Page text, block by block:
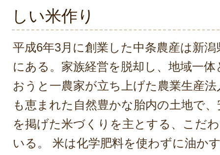
しい米作り
平成6年3月に創業した中条農産は新
にある。家族経営を脱却し、地域一
おうと一農家が立ち上げた農業生産
も恵まれた自然豊かな胎内の土地で
を掲げた米づくりを主とする、こだ
いる。 米は化学肥料を使わずに油か